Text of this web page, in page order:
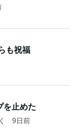
も祝福
を止めた
9日前